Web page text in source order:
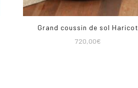
Grand coussin de sol Haricot
720,00€